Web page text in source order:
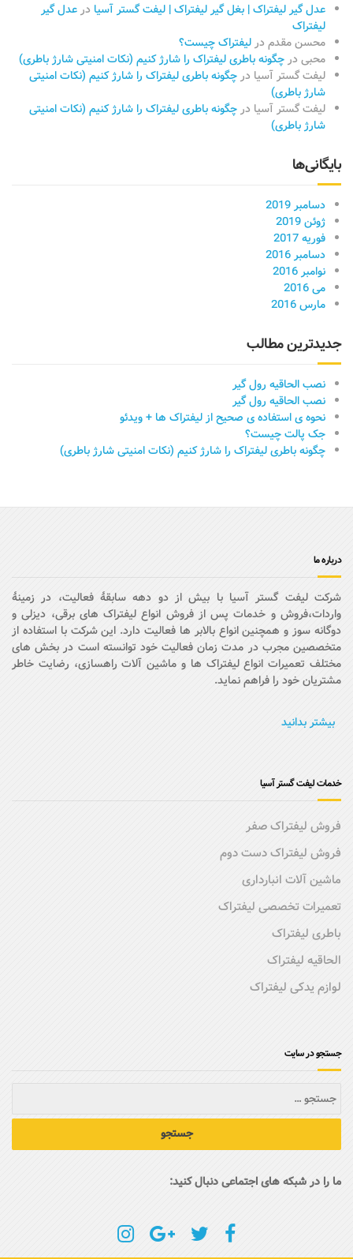
عدل گیر لیفتراک | بغل گیر لیفتراک​ | لیفت گستر آسیا در عدل گیر
لیفتراک
محسن مقدم در لیفتراک چیست؟
محبی در چگونه باطری لیفتراک را شارژ کنیم (نکات امنیتی شارژ باطری)
لیفت گستر آسیا در چگونه باطری لیفتراک را شارژ کنیم (نکات امنیتی
شارژ باطری)
لیفت گستر آسیا در چگونه باطری لیفتراک را شارژ کنیم (نکات امنیتی
شارژ باطری)
بایگانی‌ها
دسامبر 2019
ژوئن 2019
فوریه 2017
دسامبر 2016
نوامبر 2016
می 2016
مارس 2016
جدیدترین مطالب
نصب الحاقیه رول گیر
نصب الحاقیه رول گیر
نحوه ی استفاده ی صحیح از لیفتراک ها + ویدئو
جک پالت چیست؟
چگونه باطری لیفتراک را شارژ کنیم (نکات امنیتی شارژ باطری)
درباره ما
شرکت لیفت گستر آسیا با بیش از دو دهه سابقۀ فعالیت، در زمینۀ
واردات،فروش و خدمات پس از فروش انواع لیفتراک های برقی، دیزلی و
دوگانه سوز و همچنین انواع بالابر ها فعالیت دارد. این شرکت با استفاده از
متخصصین مجرب در مدت زمان فعالیت خود توانسته است در بخش های
مختلف تعمیرات انواع لیفتراک ها و ماشین آلات راهسازی، رضایت خاطر
مشتریان خود را فراهم نماید.
بیشتر بدانید
خدمات لیفت گستر آسیا
فروش لیفتراک صفر
فروش لیفتراک دست دوم
ماشین آلات انبارداری
تعمیرات تخصصی لیفتراک
باطری لیفتراک
الحاقیه لیفتراک
لوازم یدکی لیفتراک
جستجو در سایت
ما را در شبکه های اجتماعی دنبال کنید: